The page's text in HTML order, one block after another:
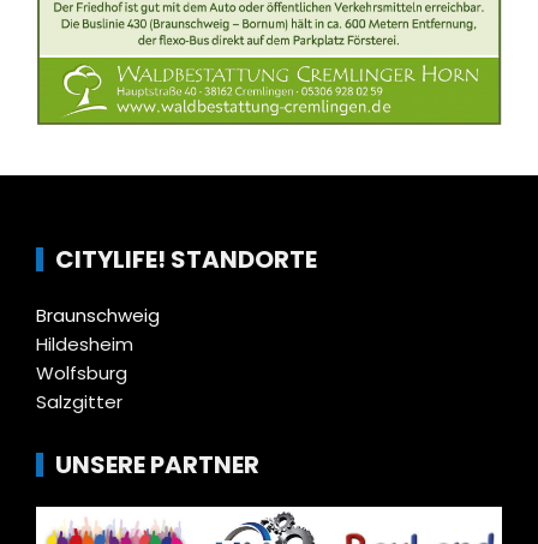
CITYLIFE! STANDORTE
Braunschweig
Hildesheim
Wolfsburg
Salzgitter
UNSERE PARTNER